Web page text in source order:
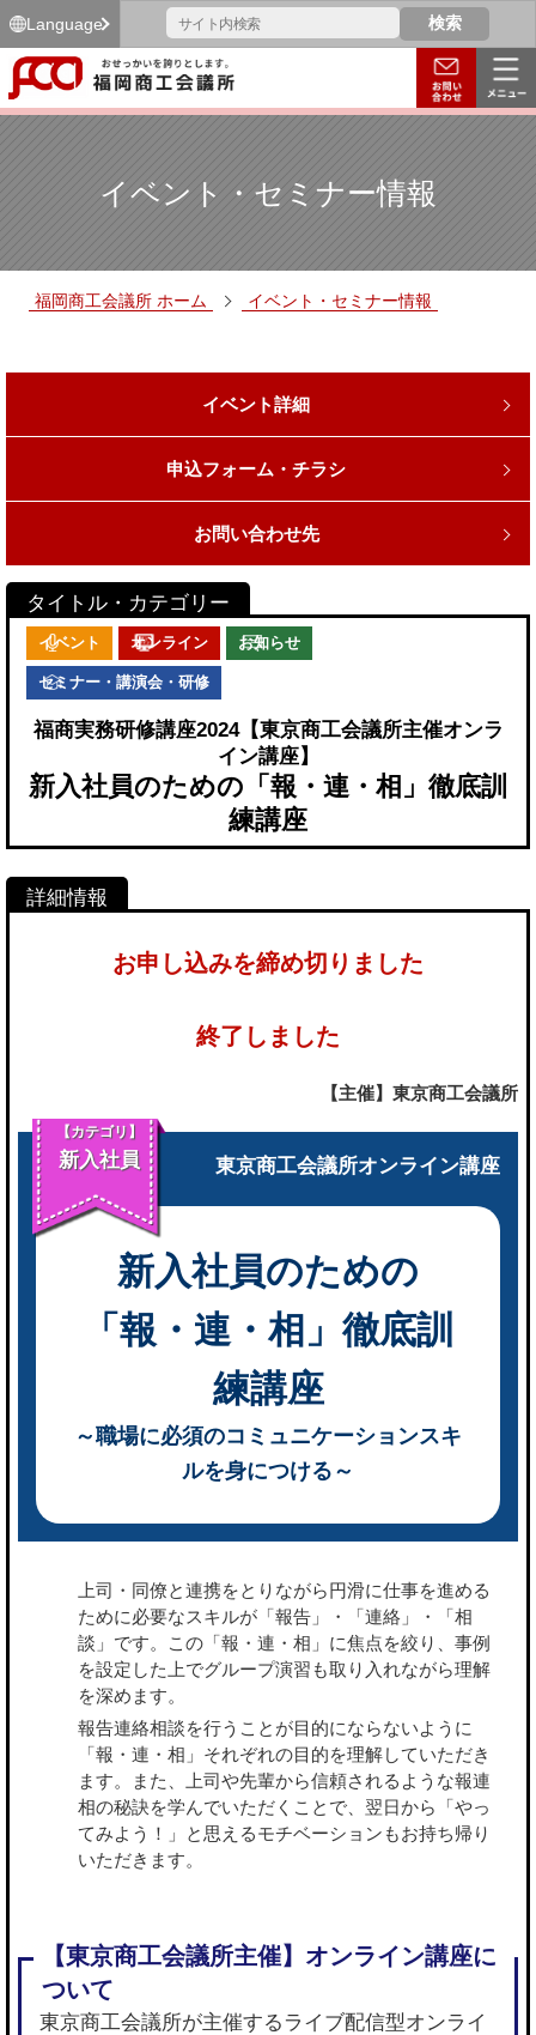
Language
イベント・セミナー情報
福岡商工会議所 ホーム イベント・セミナー情報
イベント詳細
申込フォーム・チラシ
お問い合わせ先
イベント オンライン お知らせ
セミナー・講演会・研修
福商実務研修講座2024【東京商工会議所主催オンラ
イン講座】
新入社員のための「報・連・相」徹底訓
練講座
お申し込みを締め切りました
終了しました
【主催】東京商工会議所
東京商工会議所オンライン講座
新入社員のための
「報・連・相」徹底訓
練講座
～職場に必須のコミュニケーションスキ
ルを身につける～
【カテゴリ】
新入社員
上司・同僚と連携をとりながら円滑に仕事を進める
ために必要なスキルが「報告」・「連絡」・「相
談」です。この「報・連・相」に焦点を絞り、事例
を設定した上でグループ演習も取り入れながら理解
を深めます。
報告連絡相談を行うことが目的にならないように
「報・連・相」それぞれの目的を理解していただき
ます。また、上司や先輩から信頼されるような報連
相の秘訣を学んでいただくことで、翌日から「やっ
てみよう！」と思えるモチベーションもお持ち帰り
いただきます。
東京商工会議所が主催するライブ配信型オンライ